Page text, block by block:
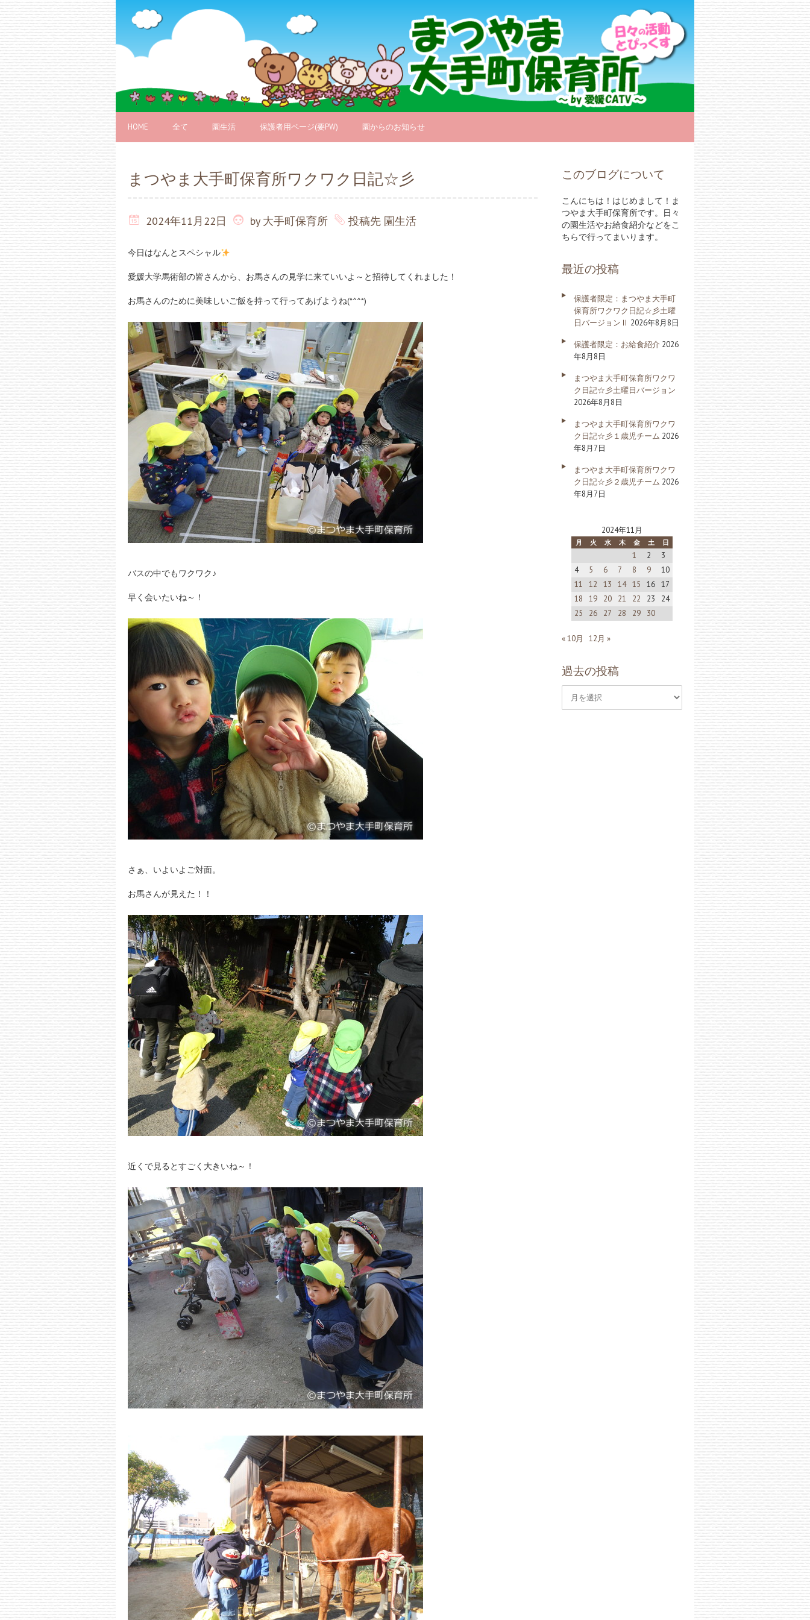
HOME 全て 園生活 保護者用ページ(要PW) 園からのお知らせ
まつやま大手町保育所ワクワク日記☆彡
2024年11月22日 by 大手町保育所 投稿先 園生活
今日はなんとスペシャル
愛媛大学馬術部の皆さんから、お馬さんの見学に来ていいよ～と招待してくれました！
お馬さんのために美味しいご飯を持って行ってあげようね(*^^*)
バスの中でもワクワク♪
早く会いたいね～！
さぁ、いよいよご対面。
お馬さんが見えた！！
近くで見るとすごく大きいね～！
このブログについて
こんにちは！はじめまして！ま
つやま大手町保育所です。日々
の園生活やお給食紹介などをこ
ちらで行ってまいります。
最近の投稿
保護者限定：まつやま大手町
保育所ワクワク日記☆彡土曜
日バージョンⅡ 2026年8月8日
保護者限定：お給食紹介 2026
年8月8日
まつやま大手町保育所ワクワ
ク日記☆彡土曜日バージョン
2026年8月8日
まつやま大手町保育所ワクワ
ク日記☆彡１歳児チーム 2026
年8月7日
まつやま大手町保育所ワクワ
ク日記☆彡２歳児チーム 2026
年8月7日
2024年11月
月 火 水 木 金 土 日
1 2
3
4
5 6 7 8 9
10
11
12 13 14 15 16 17
18
19 20 21 22 23
24
25
26 27 28 29 30
« 10月 12月 »
過去の投稿
過